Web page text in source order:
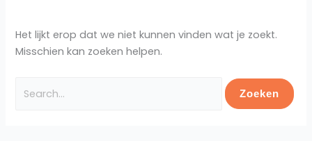
Het lijkt erop dat we niet kunnen vinden wat je zoekt.
Misschien kan zoeken helpen.